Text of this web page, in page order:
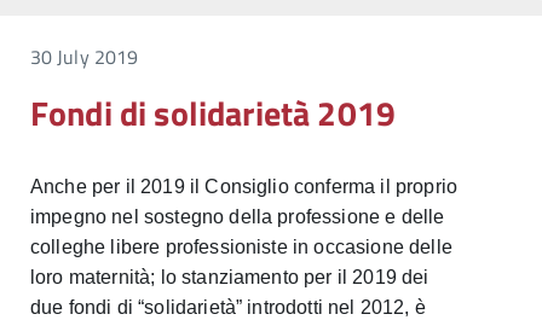
30 July 2019
Fondi di solidarietà 2019
Anche per il 2019 il Consiglio conferma il proprio
impegno nel sostegno della professione e delle
colleghe libere professioniste in occasione delle
loro maternità; lo stanziamento per il 2019 dei
due fondi di “solidarietà” introdotti nel 2012, è